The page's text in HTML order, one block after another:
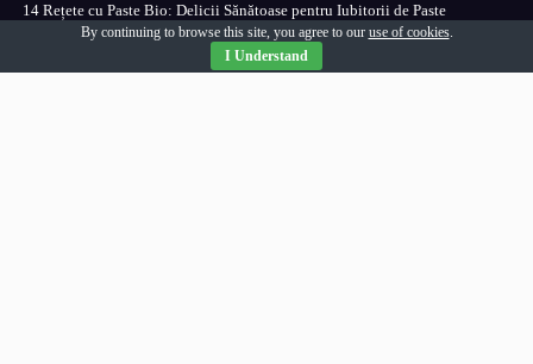
14 Rețete cu Paste Bio: Delicii Sănătoase pentru Iubitorii de Paste
Copyright © 2026 Stiri Zilnic. Toate drepturile rezervate.
By continuing to browse this site, you agree to our use of cookies.
I Understand